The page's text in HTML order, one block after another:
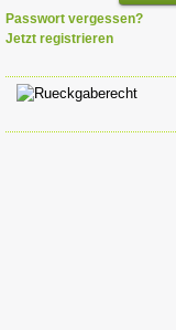
Passwort vergessen?
Jetzt registrieren